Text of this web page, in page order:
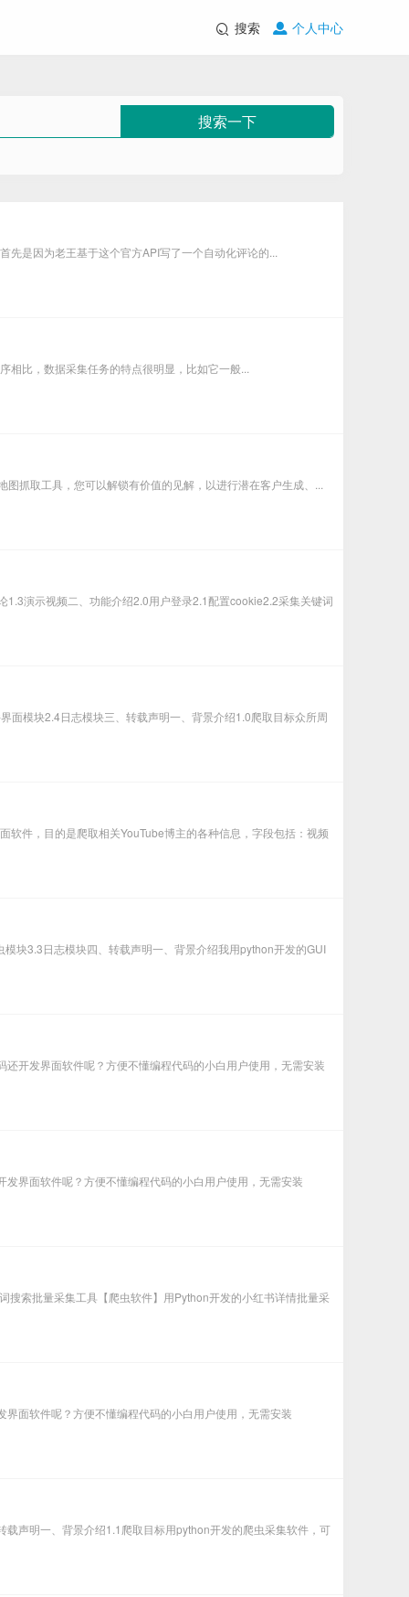
搜索 个人中心
搜索一下
先是因为老王基于这个官方API写了一个自动化评论的...
相比，数据采集任务的特点很明显，比如它一般...
抓取工具，您可以解锁有价值的见解，以进行潜在客户生成、...
演示视频二、功能介绍2.0用户登录2.1配置cookie2.2采集关键词
面模块2.4日志模块三、转载声明一、背景介绍1.0爬取目标众所周
件，目的是爬取相关YouTube博主的各种信息，字段包括：视频
块3.3日志模块四、转载声明一、背景介绍我用python开发的GUI
开发界面软件呢？方便不懂编程代码的小白用户使用，无需安装
界面软件呢？方便不懂编程代码的小白用户使用，无需安装
索批量采集工具【爬虫软件】用Python开发的小红书详情批量采
面软件呢？方便不懂编程代码的小白用户使用，无需安装
声明一、背景介绍1.1爬取目标用python开发的爬虫采集软件，可